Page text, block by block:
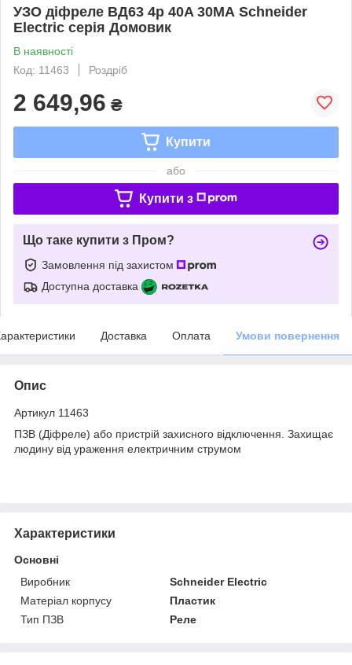
УЗО діфреле ВД63 4р 40A 30МА Schneider
Electric серія Домовик
В наявності
Код: 11463
Роздріб
2 649,96 ₴
Купити
або
Купити з
Що таке купити з Пром?
Замовлення під захистом
Доступна доставка
Доставка Оплата Умови повернення
Опис
Артикул 11463
ПЗВ (Діфреле) або пристрій захисного відключення. Захищає
людину від ураження електричним струмом
Характеристики
Основні
Виробник
Schneider Electric
Матеріал корпусу
Пластик
Тип ПЗВ
Реле